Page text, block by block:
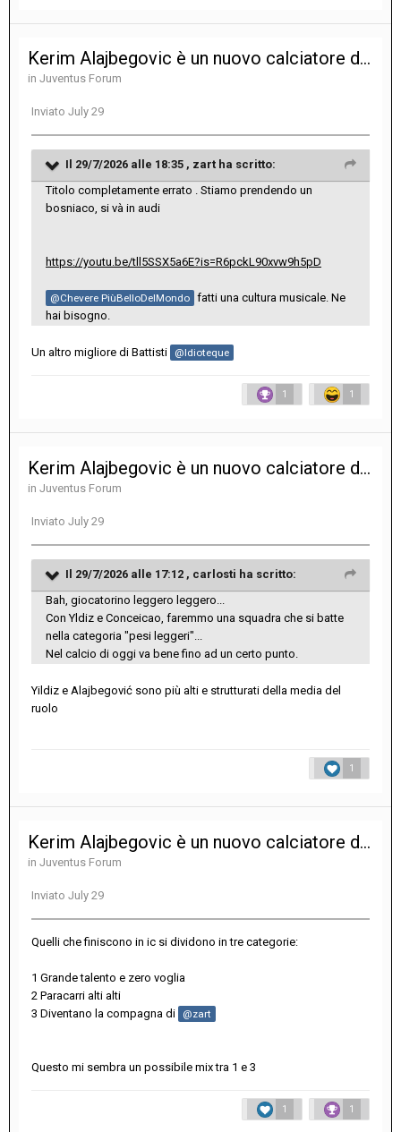
Kerim Alajbegovic è un nuovo calciatore della Juventus
in Juventus Forum
Inviato July 29
Il 29/7/2026 alle 18:35 , zart ha scritto:
Titolo completamente errato . Stiamo prendendo un
bosniaco, si và in audi
https://youtu.be/tll5SSX5a6E?is=R6pckL90xvw9h5pD
@Chevere PiùBelloDelMondo fatti una cultura musicale. Ne
hai bisogno.
Un altro migliore di Battisti @Idioteque
1 1
Kerim Alajbegovic è un nuovo calciatore della Juventus
in Juventus Forum
Inviato July 29
Il 29/7/2026 alle 17:12 , carlosti ha scritto:
Bah, giocatorino leggero leggero...
Con Yldiz e Conceicao, faremmo una squadra che si batte
nella categoria "pesi leggeri"...
Nel calcio di oggi va bene fino ad un certo punto.
Yildiz e Alajbegović sono più alti e strutturati della media del
ruolo
1
Kerim Alajbegovic è un nuovo calciatore della Juventus
in Juventus Forum
Inviato July 29
Quelli che finiscono in ic si dividono in tre categorie:
1 Grande talento e zero voglia
2 Paracarri alti alti
3 Diventano la compagna di
@zart
Questo mi sembra un possibile mix tra 1 e 3
1 1